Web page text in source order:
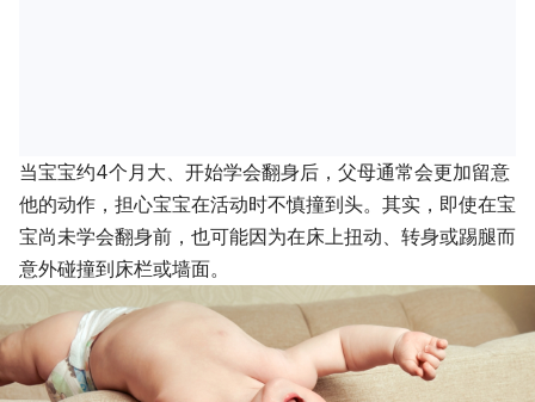
当宝宝约4个月大、开始学会翻身后，父母通常会更加留意
他的动作，担心宝宝在活动时不慎撞到头。其实，即使在宝
宝尚未学会翻身前，也可能因为在床上扭动、转身或踢腿而
意外碰撞到床栏或墙面。